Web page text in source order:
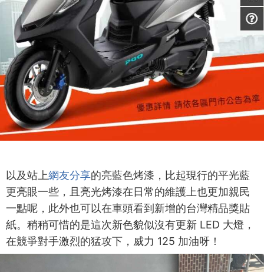
以及站上網友分享的亮藍色烤漆，比起現行的平光藍
更亮眼一些，且亮光烤漆在日常的維護上也更加親民
一點呢，此外也可以在車頭看到新增的台灣精品獎貼
紙。稍稍可惜的是這次新色貌似沒有更新 LED 大燈，
在競爭對手激烈的猛攻下，威力 125 加油呀！